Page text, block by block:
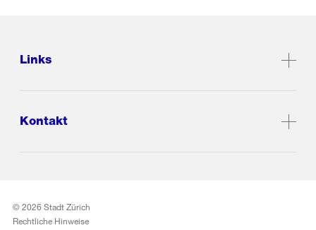
Links
Kontakt
© 2026 Stadt Zürich
Rechtliche Hinweise